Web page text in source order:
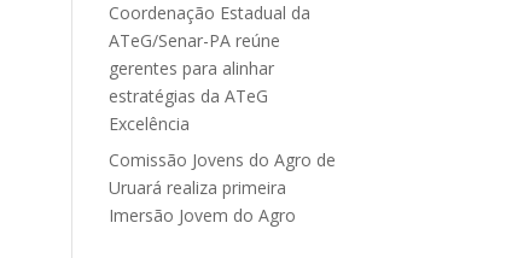
Coordenação Estadual da
ATeG/Senar-PA reúne
gerentes para alinhar
estratégias da ATeG
Excelência
Comissão Jovens do Agro de
Uruará realiza primeira
Imersão Jovem do Agro